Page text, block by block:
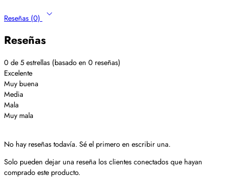
Reseñas (0)
Reseñas
0 de 5 estrellas (basado en 0 reseñas)
Excelente
Muy buena
Media
Mala
Muy mala
No hay reseñas todavía. Sé el primero en escribir una.
Solo pueden dejar una reseña los clientes conectados que hayan
comprado este producto.